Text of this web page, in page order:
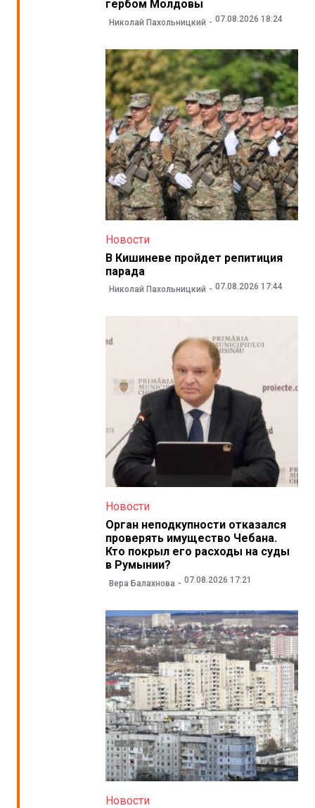
гербом Молдовы
Николай Пахольницкий 07.08.2026 18:24
Новости
В Кишиневе пройдет репитиция
парада
Николай Пахольницкий 07.08.2026 17:44
Новости
Орган неподкупности отказался
проверять имущество Чебана.
Кто покрыл его расходы на суды
в Румынии?
Вера Балахнова 07.08.2026 17:21
Новости